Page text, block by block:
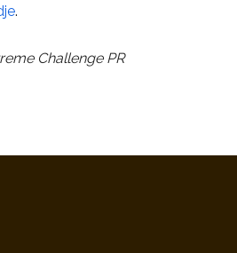
.
Challenge PR